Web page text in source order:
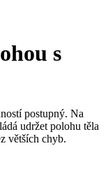
s
postupný. Na
udržet polohu těla
větších chyb.